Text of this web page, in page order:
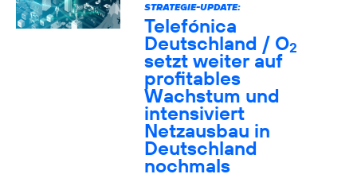
STRATEGIE-UPDATE:
Telefónica
Deutschland / O2
setzt weiter auf
profitables
Wachstum und
intensiviert
Netzausbau in
Deutschland
nochmals